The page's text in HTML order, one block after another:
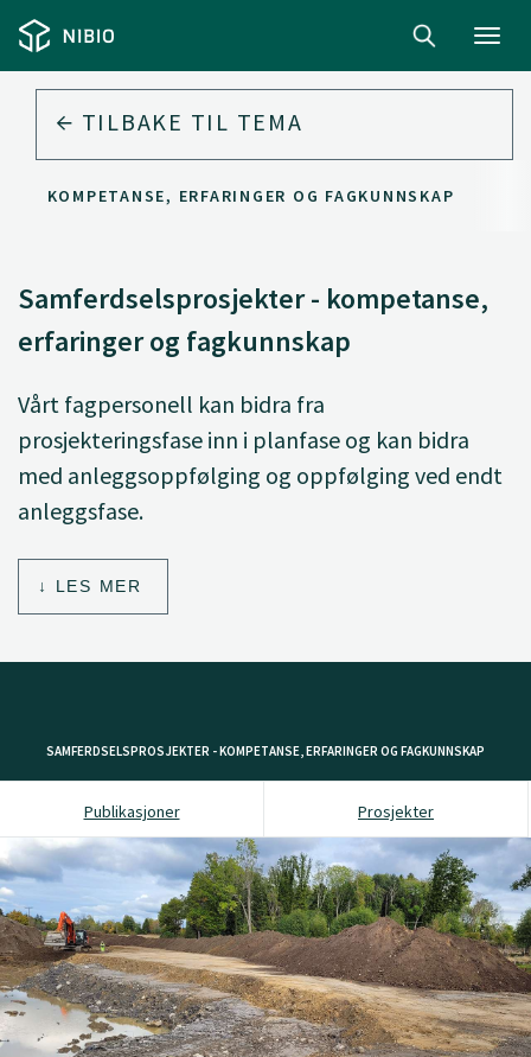
TILBAKE TIL TEMA
- KOMPETANSE, ERFARINGER OG FAGKUNNSKAP
Samferdselsprosjekter - kompetanse,
erfaringer og fagkunnskap
Vårt fagpersonell kan bidra fra
prosjekteringsfase inn i planfase og kan bidra
med anleggsoppfølging og oppfølging ved endt
anleggsfase.
LES MER
SAMFERDSELSPROSJEKTER - KOMPETANSE, ERFARINGER OG FAGKUNNSKAP
Publikasjoner Prosjekter